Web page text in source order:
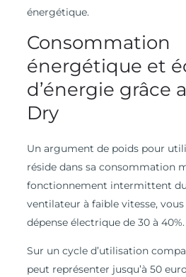
énergétique.
Consommation
énergétique et
d’énergie grâce
Dry
Un argument de poids pour
réside dans sa consommation
fonctionnement intermittent
ventilateur à faible vitesse,
dépense électrique de 30 à 40%.
Sur un cycle d’utilisation
peut représenter jusqu’à 50